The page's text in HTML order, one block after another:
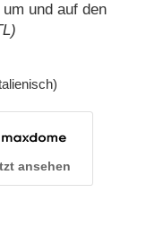
und auf den
ansehen